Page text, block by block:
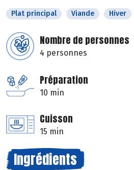
Plat principal Viande Hiver
Nombre de personnes
4 personnes
Préparation
10 min
Cuisson
15 min
Ingrédients